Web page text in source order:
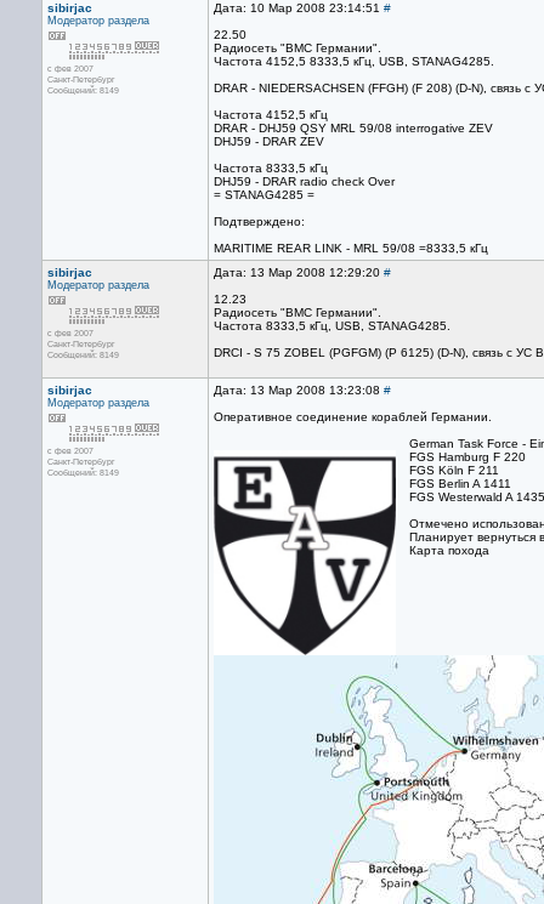
sibirjac
Модератор раздела
с фев 2007
Санкт-Петербург
Сообщений: 8149
Дата: 10 Мар 2008 23:14:51 #
22.50
Радиосеть "ВМС Германии".
Частота 4152,5 8333,5 кГц, USB, STANAG4285.
DRAR - NIEDERSACHSEN (FFGH) (F 208) (D-N), связь с
Частота 4152,5 кГц
DRAR - DHJ59 QSY MRL 59/08 interrogative ZEV
DHJ59 - DRAR ZEV
Частота 8333,5 кГц
DHJ59 - DRAR radio check Over
= STANAG4285 =
Подтверждено:
MARITIME REAR LINK - MRL 59/08 =8333,5 кГц
sibirjac
Модератор раздела
с фев 2007
Санкт-Петербург
Сообщений: 8149
Дата: 13 Мар 2008 12:29:20 #
12.23
Радиосеть "ВМС Германии".
Частота 8333,5 кГц, USB, STANAG4285.
DRCI - S 75 ZOBEL (PGFGM) (P 6125) (D-N), связь с УС
sibirjac
Модератор раздела
с фев 2007
Санкт-Петербург
Сообщений: 8149
Дата: 13 Мар 2008 13:23:08 #
Оперативное соединение кораблей Германии.
German Task Force -
FGS Hamburg F 220
FGS Köln F 211
FGS Berlin A 1411
FGS Westerwald A 1435
Отмечено
Планирует
Карта похода